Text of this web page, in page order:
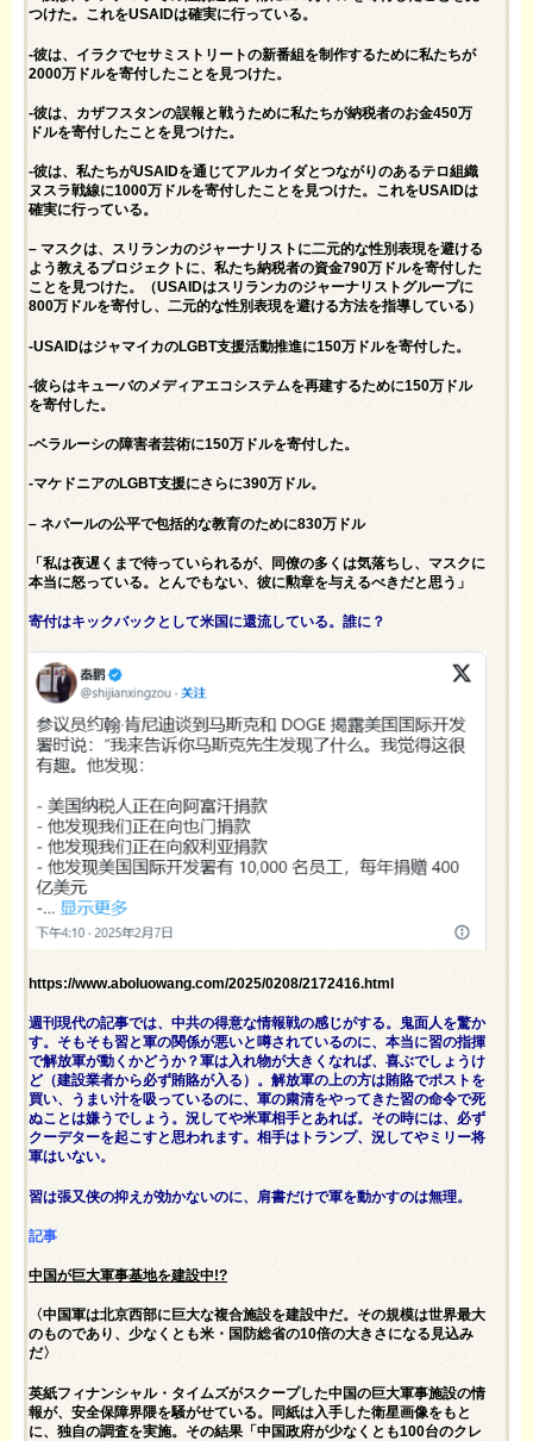
つけた。これをUSAIDは確実に行っている。
-彼は、イラクでセサミストリートの新番組を制作するために私たちが
2000万ドルを寄付したことを見つけた。
-彼は、カザフスタンの誤報と戦うために私たちが納税者のお金450万
ドルを寄付したことを見つけた。
-彼は、私たちがUSAIDを通じてアルカイダとつながりのあるテロ組織
ヌスラ戦線に1000万ドルを寄付したことを見つけた。これをUSAIDは
確実に行っている。
– マスクは、スリランカのジャーナリストに二元的な性別表現を避ける
よう教えるプロジェクトに、私たち納税者の資金790万ドルを寄付した
ことを見つけた。（USAIDはスリランカのジャーナリストグループに
800万ドルを寄付し、二元的な性別表現を避ける方法を指導している）
-USAIDはジャマイカのLGBT支援活動推進に150万ドルを寄付した。
-彼らはキューバのメディアエコシステムを再建するために150万ドル
を寄付した。
-ベラルーシの障害者芸術に150万ドルを寄付した。
-マケドニアのLGBT支援にさらに390万ドル。
– ネパールの公平で包括的な教育のために830万ドル
「私は夜遅くまで待っていられるが、同僚の多くは気落ちし、マスクに
本当に怒っている。とんでもない、彼に勲章を与えるべきだと思う」
寄付はキックバックとして米国に還流している。誰に？
https://www.aboluowang.com/2025/0208/2172416.html
週刊現代の記事では、中共の得意な情報戦の感じがする。鬼面人を驚か
す。そもそも習と軍の関係が悪いと噂されているのに、本当に習の指揮
で解放軍が動くかどうか？軍は入れ物が大きくなれば、喜ぶでしょうけ
ど（建設業者から必ず賄賂が入る）。解放軍の上の方は賄賂でポストを
買い、うまい汁を吸っているのに、軍の粛清をやってきた習の命令で死
ぬことは嫌うでしょう。況してや米軍相手とあれば。その時には、必ず
クーデターを起こすと思われます。相手はトランプ、況してやミリー将
軍はいない。
習は張又侠の抑えが効かないのに、肩書だけで軍を動かすのは無理。
記事
中国が巨大軍事基地を建設中!?
〈中国軍は北京西部に巨大な複合施設を建設中だ。その規模は世界最大
のものであり、少なくとも米・国防総省の10倍の大きさになる見込み
だ〉
英紙フィナンシャル・タイムズがスクープした中国の巨大軍事施設の情
報が、安全保障界隈を騒がせている。同紙は入手した衛星画像をもと
に、独自の調査を実施。その結果「中国政府が少なくとも100台のクレ